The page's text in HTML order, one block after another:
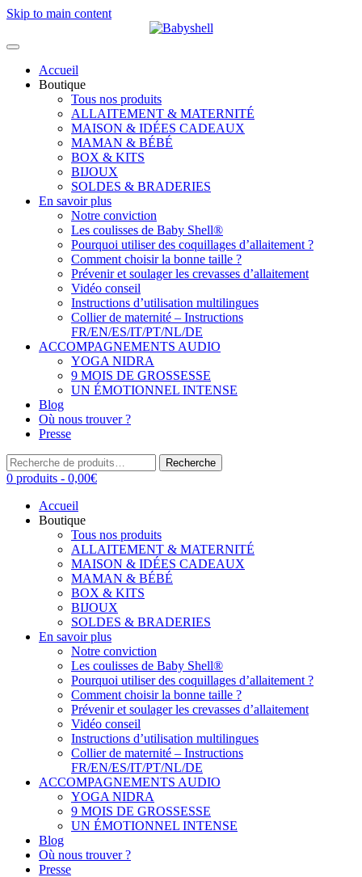
Skip to main content
Accueil
Boutique
Tous nos produits
ALLAITEMENT & MATERNITÉ
MAISON & IDÉES CADEAUX
MAMAN & BÉBÉ
BOX & KITS
BIJOUX
SOLDES & BRADERIES
En savoir plus
Notre conviction
Les coulisses de Baby Shell®
Pourquoi utiliser des coquillages d’allaitement ?
Comment choisir la bonne taille ?
Prévenir et soulager les crevasses d’allaitement
Vidéo conseil
Instructions d’utilisation multilingues
Collier de maternité – Instructions
FR/EN/ES/IT/PT/NL/DE
ACCOMPAGNEMENTS AUDIO
YOGA NIDRA
9 MOIS DE GROSSESSE
UN ÉMOTIONNEL INTENSE
Blog
Où nous trouver ?
Presse
Recherche
pour :
Recherche
0 produits - 0,00€
Accueil
Boutique
Tous nos produits
ALLAITEMENT & MATERNITÉ
MAISON & IDÉES CADEAUX
MAMAN & BÉBÉ
BOX & KITS
BIJOUX
SOLDES & BRADERIES
En savoir plus
Notre conviction
Les coulisses de Baby Shell®
Pourquoi utiliser des coquillages d’allaitement ?
Comment choisir la bonne taille ?
Prévenir et soulager les crevasses d’allaitement
Vidéo conseil
Instructions d’utilisation multilingues
Collier de maternité – Instructions
FR/EN/ES/IT/PT/NL/DE
ACCOMPAGNEMENTS AUDIO
YOGA NIDRA
9 MOIS DE GROSSESSE
UN ÉMOTIONNEL INTENSE
Blog
Où nous trouver ?
Presse